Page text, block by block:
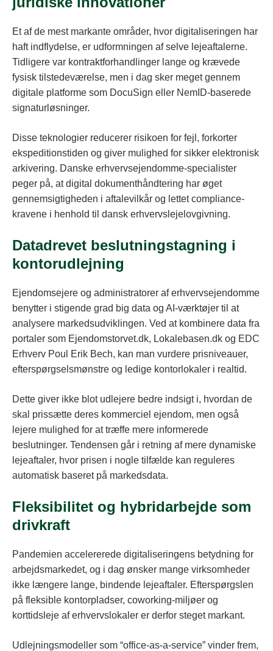
Et af de mest markante områder, hvor digitaliseringen har
haft indflydelse, er udformningen af selve lejeaftalerne.
Tidligere var kontraktforhandlinger lange og krævede
fysisk tilstedeværelse, men i dag sker meget gennem
digitale platforme som DocuSign eller NemID-baserede
signaturløsninger.
Disse teknologier reducerer risikoen for fejl, forkorter
ekspeditionstiden og giver mulighed for sikker elektronisk
arkivering. Danske erhvervsejendomme-specialister
peger på, at digital dokumenthåndtering har øget
gennemsigtigheden i aftalevilkår og lettet compliance-
kravene i henhold til dansk erhvervslejelovgivning.
Datadrevet beslutningstagning i
kontorudlejning
Ejendomsejere og administratorer af erhvervsejendomme
benytter i stigende grad big data og AI-værktøjer til at
analysere markedsudviklingen. Ved at kombinere data fra
portaler som Ejendomstorvet.dk, Lokalebasen.dk og EDC
Erhverv Poul Erik Bech, kan man vurdere prisniveauer,
efterspørgselsmønstre og ledige kontorlokaler i realtid.
Dette giver ikke blot udlejere bedre indsigt i, hvordan de
skal prissætte deres kommerciel ejendom, men også
lejere mulighed for at træffe mere informerede
beslutninger. Tendensen går i retning af mere dynamiske
lejeaftaler, hvor prisen i nogle tilfælde kan reguleres
automatisk baseret på markedsdata.
Fleksibilitet og hybridarbejde som
drivkraft
Pandemien accelererede digitaliseringens betydning for
arbejdsmarkedet, og i dag ønsker mange virksomheder
ikke længere lange, bindende lejeaftaler. Efterspørgslen
på fleksible kontorpladser, coworking-miljøer og
korttidsleje af erhvervslokaler er derfor steget markant.
Udlejningsmodeller som “office-as-a-service” vinder frem,